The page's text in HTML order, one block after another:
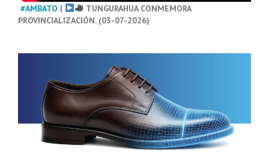
#AMBATO |
TUNGURAHUA CONMEMORA
PROVINCIALIZACIÓN. (03-07-2026)